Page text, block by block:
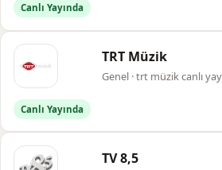
Canlı Yayında
TRT Müzik
Genel · trt müzik canlı
Canlı Yayında
TV 8,5